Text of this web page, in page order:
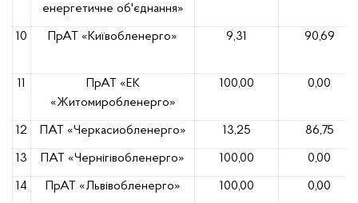
енергетичне об'єднання»
10 ПрАТ «Київобленерго» 9,31 90,69
11
ПрАТ «ЕК
«Житомиробленерго»
100,00 0,00
12 ПАТ «Черкасиобленерго» 13,25 86,75
13 ПАТ «Чернігівобленерго» 100,00 0,00
14 ПрАТ «Львівобленерго» 100,00 0,00